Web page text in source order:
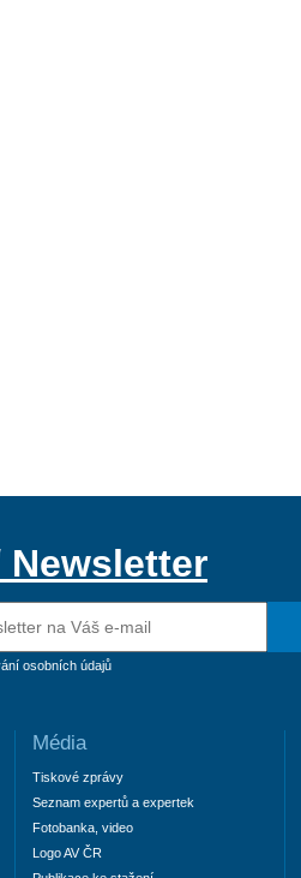
Newsletter
osobních údajů
Média
Tiskové zprávy
Seznam expertů a expertek
Fotobanka, video
Logo AV ČR